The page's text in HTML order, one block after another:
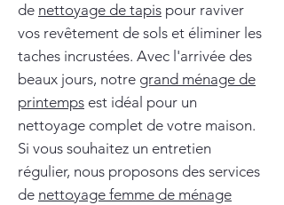
de nettoyage de tapis pour raviver
vos revêtement de sols et éliminer les
taches incrustées. Avec l'arrivée des
beaux jours, notre grand ménage de
printemps est idéal pour un
nettoyage complet de votre maison.
Si vous souhaitez un entretien
régulier, nous proposons des services
de nettoyage femme de ménage